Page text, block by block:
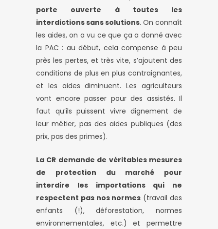
porte ouverte à toutes les
interdictions sans solutions. On connaît
les aides, on a vu ce que ça a donné avec
la PAC : au début, cela compense à peu
près les pertes, et très vite, s’ajoutent des
conditions de plus en plus contraignantes,
et les aides diminuent. Les agriculteurs
vont encore passer pour des assistés. Il
faut qu’ils puissent vivre dignement de
leur métier, pas des aides publiques (des
prix, pas des primes).
La CR demande de véritables mesures
de protection du marché pour
interdire les importations qui ne
respectent pas nos normes (travail des
enfants (!), déforestation, normes
environnementales, etc.) et permettre